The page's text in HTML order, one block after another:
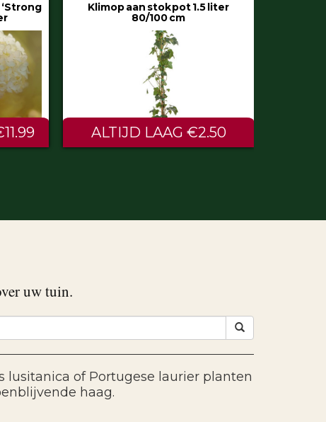
liter
Hedera helix ‘Hibernica’ pot 9 cm
€0.60
uw tuin.
lusitanica of Portugese laurier planten
haag.